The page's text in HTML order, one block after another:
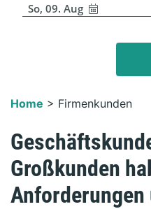
So, 09. Aug
Home > Firmenkunden
Großkunden